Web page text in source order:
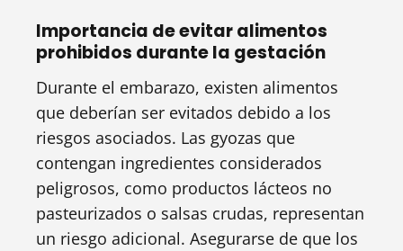
Importancia de evitar alimentos
prohibidos durante la gestación
Durante el embarazo, existen alimentos
que deberían ser evitados debido a los
riesgos asociados. Las gyozas que
contengan ingredientes considerados
peligrosos, como productos lácteos no
pasteurizados o salsas crudas, representan
un riesgo adicional. Asegurarse de que los